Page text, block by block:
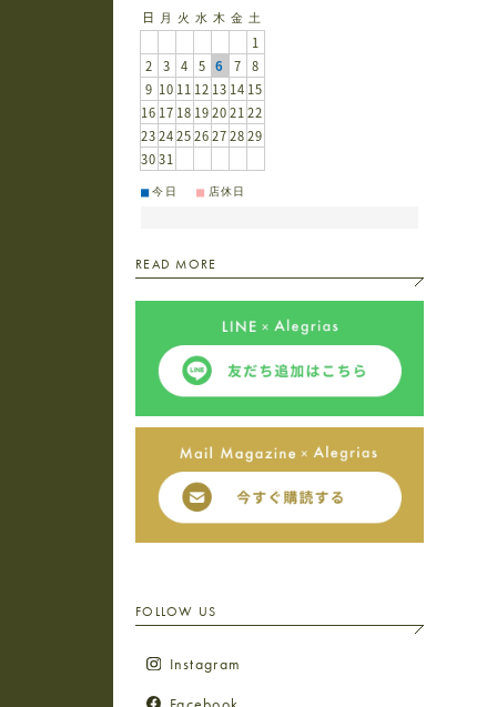
日 月 火 水 木 金 土
1
2
3 4 5 6 7
8
9 10 11 12 13 14 15
16 17 18 19 20 21 22
23 24 25 26 27 28 29
30 31
■ 今日 ■ 店休日
READ MORE
FOLLOW US
Instagram